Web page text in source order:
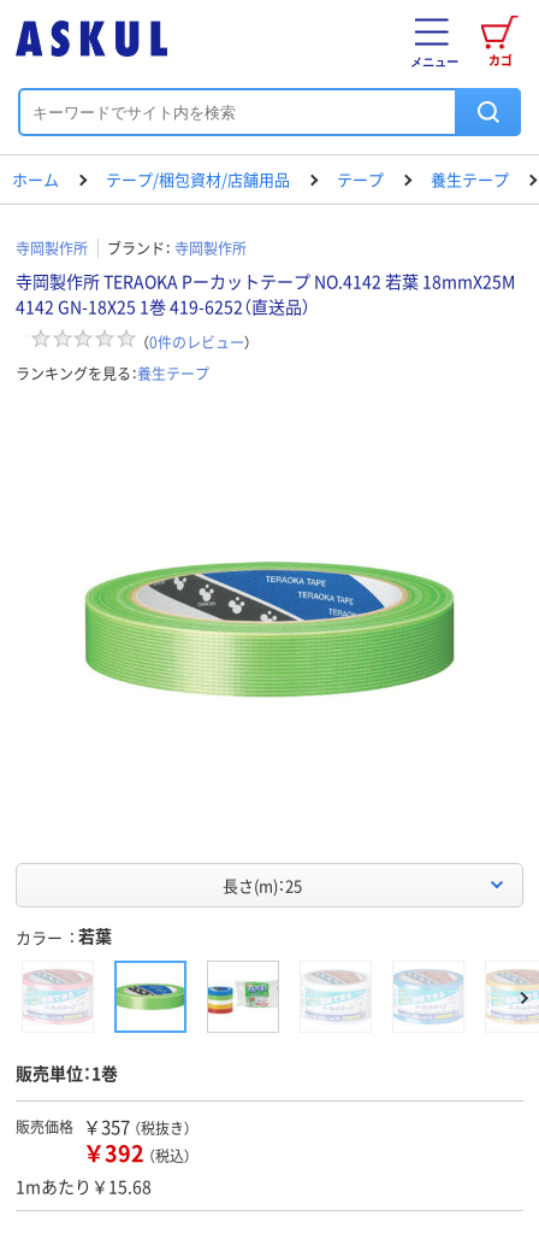
カゴ
メニュー
ホーム テープ/梱包資材/店舗用品 テープ 養生テープ
寺岡製作所 ブランド： 寺岡製作所
寺岡製作所 TERAOKA Pーカットテープ NO.4142 若葉 18mmX25M
4142 GN-18X25 1巻 419-6252（直送品）
（0件のレビュー）
ランキングを見る：養生テープ
長さ(m)：25
カラー 若葉
販売単位：1巻
販売価格 ￥357 （税抜き）
￥392 （税込）
1mあたり￥15.68